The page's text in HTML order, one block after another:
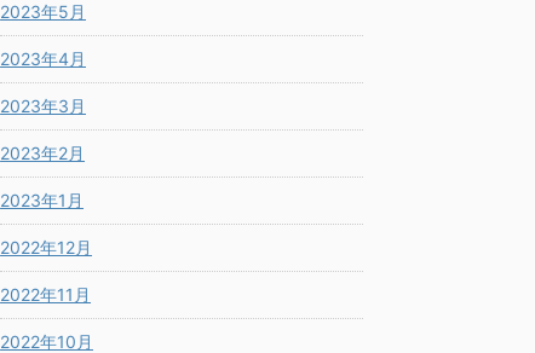
2023年5月
2023年4月
2023年3月
2023年2月
2023年1月
2022年12月
2022年11月
2022年10月